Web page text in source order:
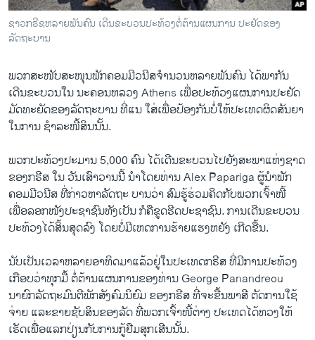
ວີດີໂອ
ສຽງ
ຕິດຕາມພວກເຮົາ ທີ່
ຊາວກຣີຊຫລາຍພັນຄົນ ເດີນຂະບວນປະທ້ວງຕໍ່ຕ້ານແຜນການ ປະຢັດຂອງ
ລັດຖະບານ
ພວກສະໜັບສະໜຸນພັກຄອມມີວນີສຈໍານວນຫລາຍພັນຄົນ ໄດ້ພາກັນ
ເດີນຂະ​ບວນໃນ ນະຄອນຫລວງ Athens ເພື່ອປະທ້ວງແຜນການປະຢັດ
ມັດທະຍັດຂອງ​ລັດຖະບານ ທີ່ແນ ໃສ່ເພື່ອປ້ອງກັນບໍ່ໃຫ້ປະເທດຜິດສັນຍາ​
ໃນການ ຊໍາລະໜີ້ສິນນັ້ນ.
ພວກປະທ້ວງປະມານ 5,000 ຄົນ ໄດ້ເດີນຂະ​ບວນໄປຍັງສະພາ​ແຫ່ງ​ຊາດ
ຂອງກຣີສ ​ໃນ ວັນເສົາວານນີ້ ນໍາໂດຍທ່ານ Alex Papariga ຜູ້ນໍາພັກ
ຄອມມີວນີສ ທີ່ກ່າວຫາລັດຖະ ບານວ່າ ສົມຮູ້ຮ່ວມຄິດກັບພວກເຈົ້າໜີ້
ເພື່ອລອກ​ໜັງປະຊາຊົນທັງ​ເປັນ ກໍ​ຄື​ຂູດ​ຮີດ​ປະຊາຊົນ. ການເດີນຂະບວນ
ປະທ້ວງໄດ້ສິ້ນສຸດລົງ ໂດຍບໍ່ມີເຫດການຮ້າຍແຮງຫຍັງ ເກີດຂື້ນ.
ນັບເປັນເວລາຫລາຍອາທິດມາແລ້ວຢູ່ໃນປະເທດກຣີສ ທີ່ມີການປະທ້ວງ
ເກືອບວ່າທຸກມື້ ຕໍ່ຕ້ານແຜນການຂອງທ່ານ George Panandreou
ນາຍົກລັດຖະມົນຕີພັກສັງຄົມນິຍົມ ຂອງກຣີສ ທີ່ຈະຂື້ນພາສີ ຕັດການໃຊ້
ຈ່າຍ ແລະຂາຍຊັບສິນຂອງລັດ ທີ່ພວກເຈົ້າໜີ້ຕ່າງ ປະ​ເທດ​ໄດ້​ທວງ​ໃຫ້​
ເຮັດ​ເພື່ອແລກປ່ຽນກັບການກູ້ຢືມສຸກເສີນນັ້ນ.